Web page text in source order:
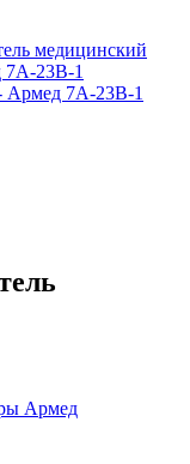
медицинский
7A-23B-1
Армед 7A-23B-1
Армед